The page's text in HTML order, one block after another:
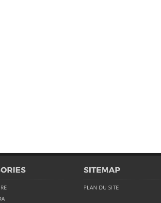
PLAN DU SITE